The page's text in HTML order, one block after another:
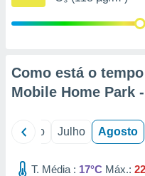
estudos
Como está o
Mobile Home Park
Junho Julho Agosto
T. Média : 17°C Máx.: